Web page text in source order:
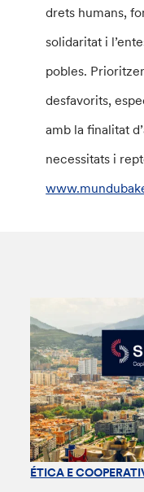
drets humans,
solidaritat i
pobles.
desfavorits,
amb la finalitat
necessitats i
ÉTICA E